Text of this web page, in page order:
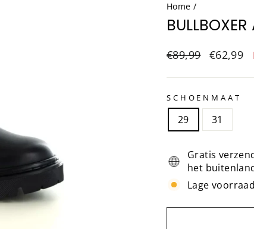
Home /
Normale
€89,99
Sale
€62,99
SCHOENMAAT
29 31
Gratis
het
Lage